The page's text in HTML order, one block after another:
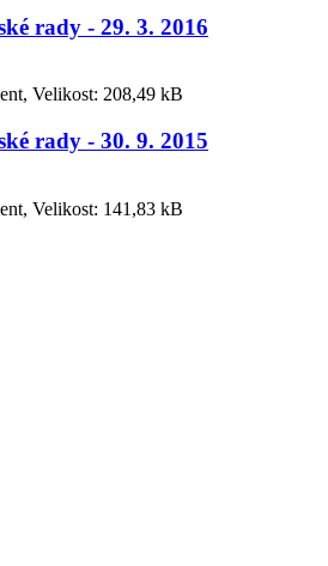
rady - 29. 3. 2016
Velikost: 208,49 kB
rady - 30. 9. 2015
Velikost: 141,83 kB